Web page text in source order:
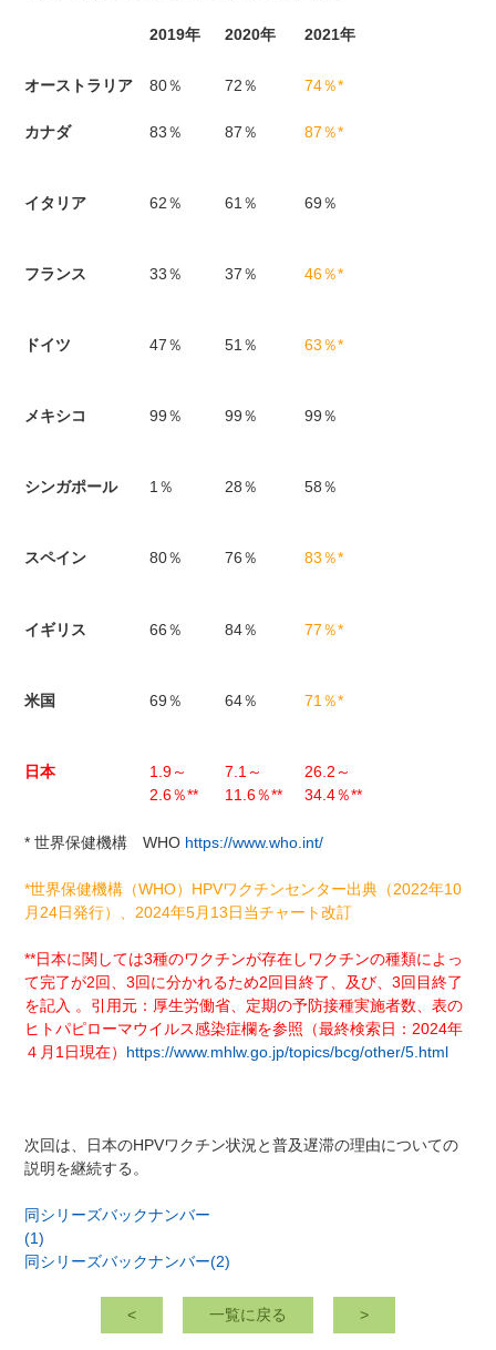
2019年 2020年 2021年
オーストラリア 80％ 72％ 74％*
カナダ 83％ 87％ 87％*
イタリア 62％ 61％ 69％
フランス 33％ 37％ 46％*
ドイツ 47％ 51％ 63％*
メキシコ 99％ 99％ 99％
シンガポール 1％ 28％ 58％
スペイン 80％ 76％ 83％*
イギリス 66％ 84％ 77％*
米国 69％ 64％ 71％*
日本
1.9～
2.6％**
7.1～
11.6％**
26.2～
34.4％**
* 世界保健機構 WHO https://www.who.int/
*世界保健機構（WHO）HPVワクチンセンター出典（2022年10
月24日発行）、2024年5月13日当チャート改訂
**日本に関しては3種のワクチンが存在しワクチンの種類によっ
て完了が2回、3回に分かれるため2回目終了、及び、3回目終了
を記入 。引用元：厚生労働省、定期の予防接種実施者数、表の
ヒトパピローマウイルス感染症欄を参照（最終検索日：2024年
４月1日現在） https://www.mhlw.go.jp/topics/bcg/other/5.html
次回は、日本のHPVワクチン状況と普及遅滞の理由についての
説明を継続する。
同シリーズバックナンバー
(1)
同シリーズバックナンバー(2)
< 一覧に戻る >